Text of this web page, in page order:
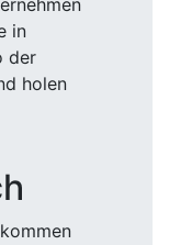
in
der
holen
kommen